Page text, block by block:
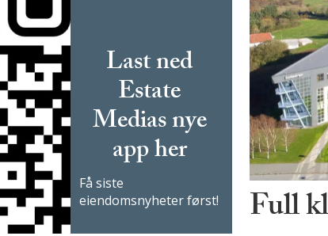
Last ned
Estate
Medias nye
app her
Få siste
eiendomsnyheter først!
Full